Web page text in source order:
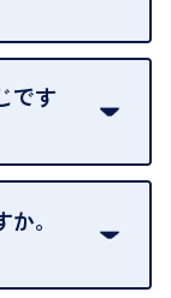
利用くださ
です
、査定した日
ます。
。